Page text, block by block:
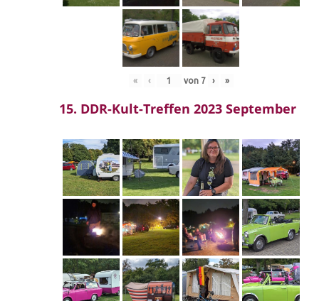
« ‹ von 7 › »
15. DDR-Kult-Treffen 2023 September